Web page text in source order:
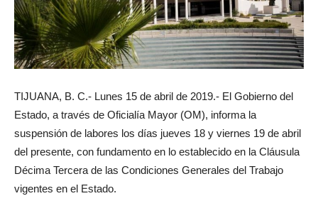
TIJUANA, B. C.- Lunes 15 de abril de 2019.- El Gobierno del
Estado, a través de Oficialía Mayor (OM), informa la
suspensión de labores los días jueves 18 y viernes 19 de abril
del presente, con fundamento en lo establecido en la Cláusula
Décima Tercera de las Condiciones Generales del Trabajo
vigentes en el Estado.